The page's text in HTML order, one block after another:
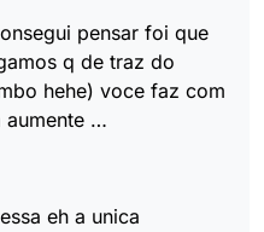
pensar foi que
q de traz do
hehe) voce faz com
aumente …
eh a unica